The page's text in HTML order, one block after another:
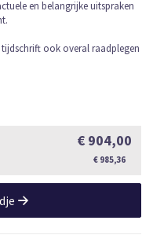
en belangrijke uitspraken
ook overal raadplegen
€ 904,00
€ 985,36